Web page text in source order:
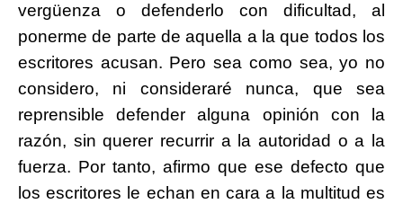
vergüenza o defenderlo con dificultad, al
ponerme de parte de aquella a la que todos los
escritores acusan. Pero sea como sea, yo no
considero, ni consideraré nunca, que sea
reprensible defender alguna opinión con la
razón, sin querer recurrir a la autoridad o a la
fuerza. Por tanto, afirmo que ese defecto que
los escritores le echan en cara a la multitud es